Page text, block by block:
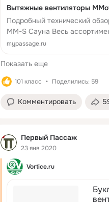
Вытяжные вентиляторы
Подробный технический
MM-S Сауна Весь
+ 7-499-707-88-11.
mypassage.ru
Показать еще
101 класс Поделились: 59
Комментировать
Первый Пассаж
23 янв 2020
Vortice.ru